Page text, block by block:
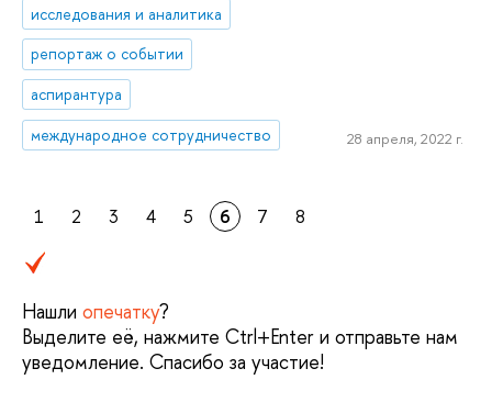
исследования и аналитика
репортаж о событии
аспирантура
международное сотрудничество
28 апреля, 2022 г.
1 2 3 4 5 6 7 8
Нашли опечатку?
Выделите её, нажмите Ctrl+Enter и отправьте нам
уведомление. Спасибо за участие!